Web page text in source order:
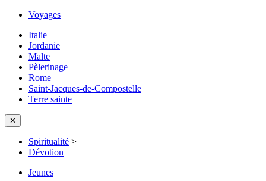
Voyages
Italie
Jordanie
Malte
Pèlerinage
Rome
Saint-Jacques-de-Compostelle
Terre sainte
✕
Spiritualité >
Dévotion
Jeunes